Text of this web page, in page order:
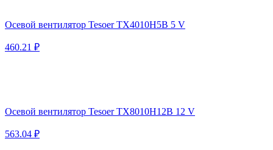
Осевой вентилятор Tesoer TX4010H5B 5 V
460.21 ₽
Осевой вентилятор Tesoer TX8010H12B 12 V
563.04 ₽